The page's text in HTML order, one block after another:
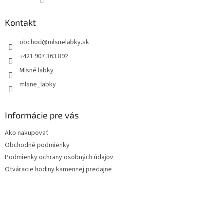
Kontakt
obchod@mlsnelabky.sk
+421 907 363 892
Mlsné labky
mlsne_labky
Informácie pre vás
Ako nakupovať
Obchodné podmienky
Podmienky ochrany osobných údajov
Otváracie hodiny kamennej predajne